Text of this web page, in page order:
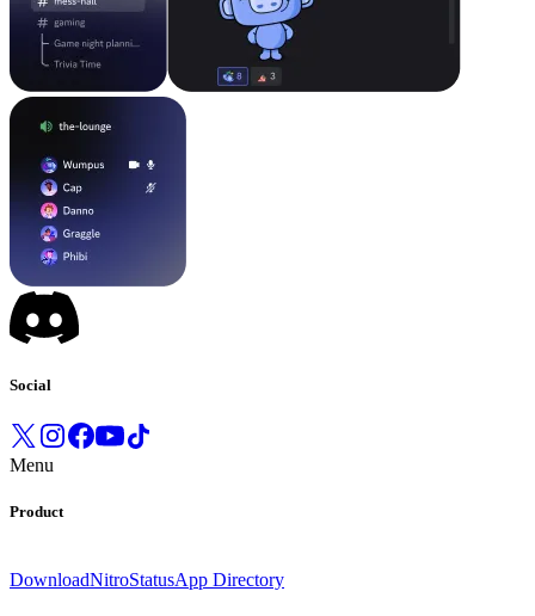
Social
Menu
Product
DownloadNitroStatusApp Directory